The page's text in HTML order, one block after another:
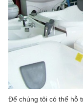
Để chúng tôi có thể hỗ